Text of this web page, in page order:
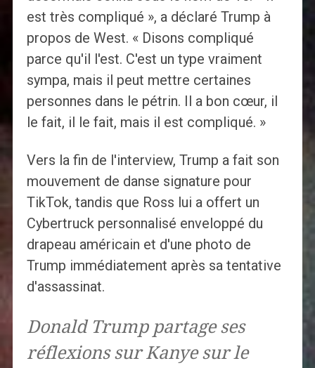
est très compliqué », a déclaré Trump à
propos de West. « Disons compliqué
parce qu'il l'est. C'est un type vraiment
sympa, mais il peut mettre certaines
personnes dans le pétrin. Il a bon cœur, il
le fait, il le fait, mais il est compliqué. »
Vers la fin de l'interview, Trump a fait son
mouvement de danse signature pour
TikTok, tandis que Ross lui a offert un
Cybertruck personnalisé enveloppé du
drapeau américain et d'une photo de
Trump immédiatement après sa tentative
d'assassinat.
Donald Trump partage ses
réflexions sur Kanye sur le